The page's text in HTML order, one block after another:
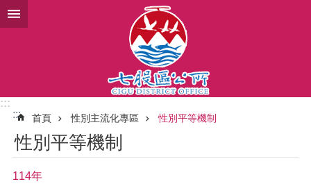
跳到主要內容區塊
:::
:::
首頁 性別主流化專區 性別平等機制
性別平等機制
114年